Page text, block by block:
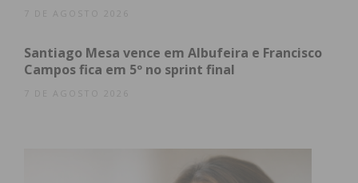
Eu li e concordo com ostermos e
condições
7 DE AGOSTO 2026
Santiago Mesa vence em Albufeira e Francisco
Campos fica em 5º no sprint final
7 DE AGOSTO 2026